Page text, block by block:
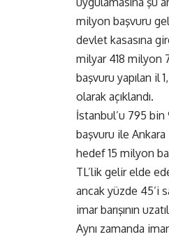
milyon başvuru
devlet kasasına
milyar 418 milyon
başvuru yapılan il
olarak açıklandı.
İstanbul’u 795
başvuru ile Ankara
hedef 15 milyon
TL’lik gelir elde
ancak yüzde 45’i
imar barışının
Aynı zamanda